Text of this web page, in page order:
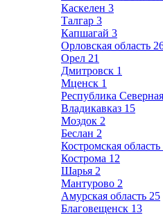
Каскелен 3
Талгар 3
Капшагай 3
Орловская область
Орел 21
Дмитровск 1
Мценск 1
Республика
Владикавказ 15
Моздок 2
Беслан 2
Костромская область
Кострома 12
Шарья 2
Мантурово 2
Амурская область 25
Благовещенск 13